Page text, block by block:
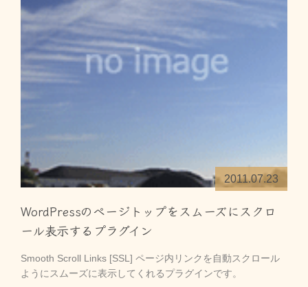
2011.07.23
WordPressのページトップをスムーズにスクロ
ール表示するプラグイン
Smooth Scroll Links [SSL] ページ内リンクを自動スクロール
ようにスムーズに表示してくれるプラグインです。